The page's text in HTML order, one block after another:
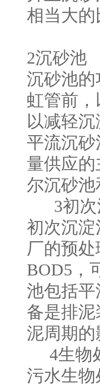
相当大
2沉砂池
沉砂池
虹管前
以减轻
平流沉
量供应
尔沉砂
3初次
初次沉
厂的预
BOD5，
池包括
备是排
泥周期
4生物
污水生